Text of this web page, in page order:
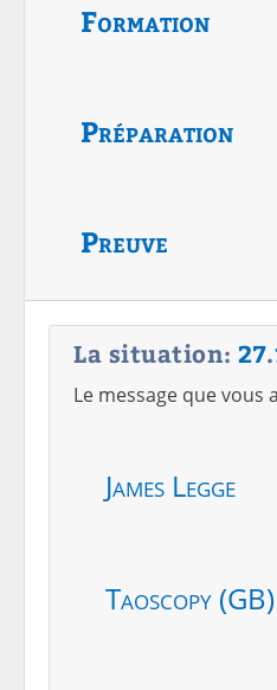
Formation
Préparation
Preuve
La situation: 27.
Le message que vous
James Legge
Taoscopy (GB)